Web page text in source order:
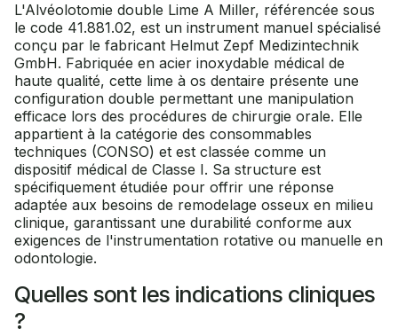
L'Alvéolotomie double Lime A Miller, référencée sous
le code 41.881.02, est un instrument manuel spécialisé
conçu par le fabricant Helmut Zepf Medizintechnik
GmbH. Fabriquée en acier inoxydable médical de
haute qualité, cette lime à os dentaire présente une
configuration double permettant une manipulation
efficace lors des procédures de chirurgie orale. Elle
appartient à la catégorie des consommables
techniques (CONSO) et est classée comme un
dispositif médical de Classe I. Sa structure est
spécifiquement étudiée pour offrir une réponse
adaptée aux besoins de remodelage osseux en milieu
clinique, garantissant une durabilité conforme aux
exigences de l'instrumentation rotative ou manuelle en
odontologie.
Quelles sont les indications cliniques
?